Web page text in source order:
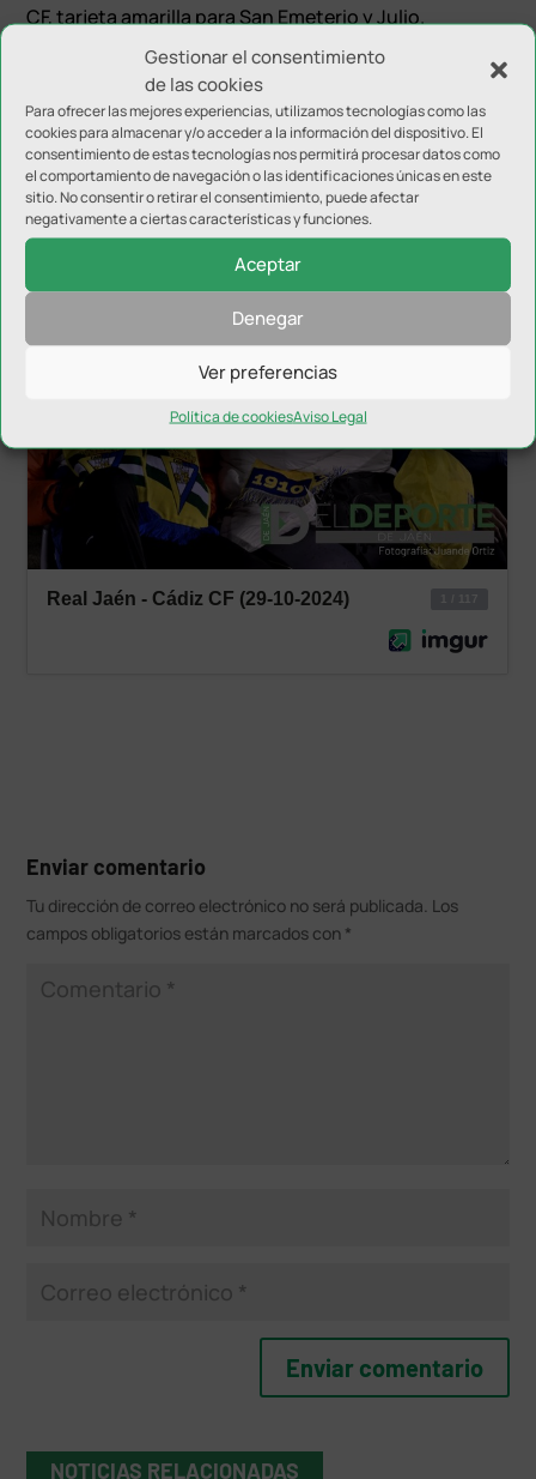
Gestionar el consentimiento
de las cookies
Para ofrecer las mejores experiencias, utilizamos tecnologías como las
cookies para almacenar y/o acceder a la información del dispositivo. El
consentimiento de estas tecnologías nos permitirá procesar datos como
el comportamiento de navegación o las identificaciones únicas en este
sitio. No consentir o retirar el consentimiento, puede afectar
negativamente a ciertas características y funciones.
Aceptar
Denegar
Ver preferencias
Política de cookiesAviso Legal
CF, tarjeta amarilla para San Emeterio y Julio.
.- Partido correspondiente a la primera
eliminatoria de la Copa del Rey entre Real Jaén CF y
Cádiz CF en el Estadio La Victoria.
Enviar comentario
Tu dirección de correo electrónico no será publicada. Los
campos obligatorios están marcados con *
NOTICIAS RELACIONADAS